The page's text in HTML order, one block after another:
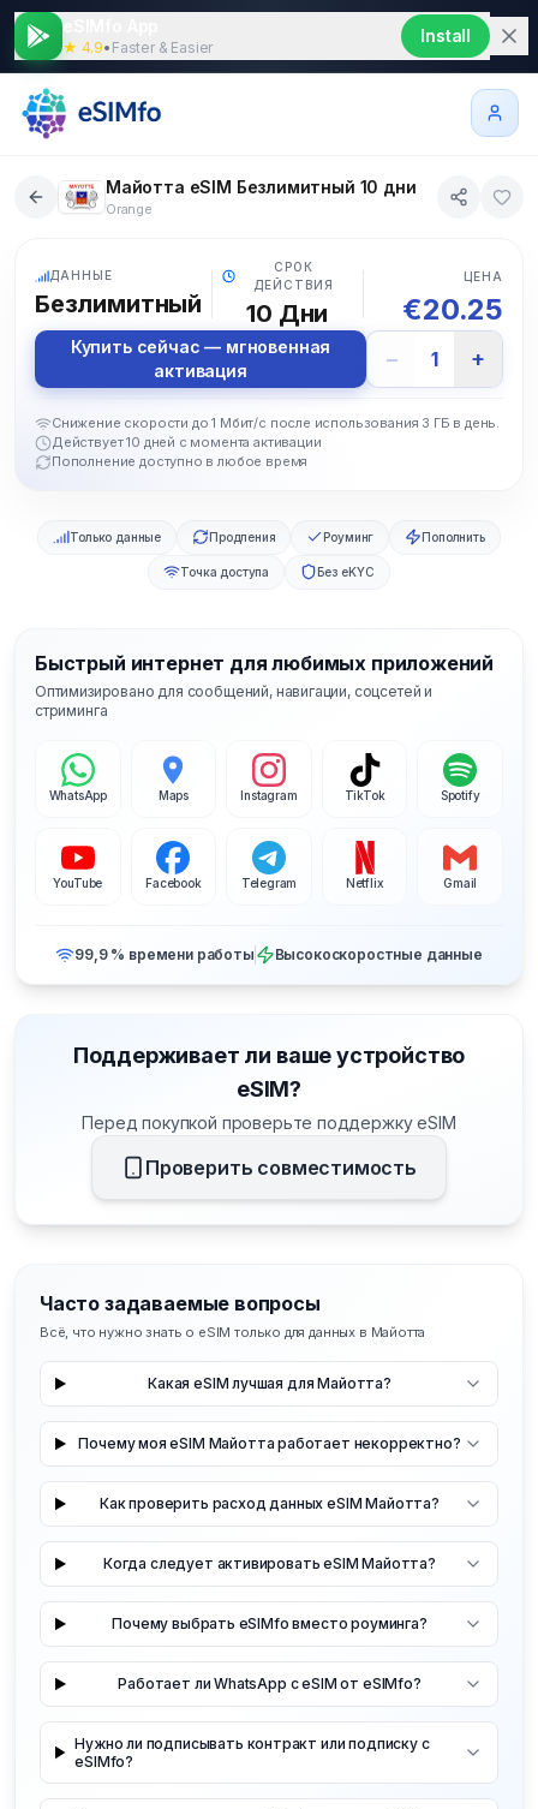
★ 4.9• Faster & Easier
Install
Майотта eSIM Безлимитный 10 дни
Orange
ДАННЫЕ
Безлимитный
СРОК
ДЕЙСТВИЯ
10 Дни
ЦЕНА
€20.25
Купить сейчас — мгновенная
активация
− 1 +
Снижение скорости до 1 Мбит/с после использования 3 ГБ в день.
Действует 10 дней с момента активации
Пополнение доступно в любое время
Только данные Продления Роуминг Пополнить
Точка доступа Без eKYC
Быстрый интернет для любимых приложений
Оптимизировано для сообщений, навигации, соцсетей и
стриминга
WhatsApp Maps Instagram TikTok Spotify
YouTube Facebook Telegram Netflix Gmail
99,9 % времени работы Высокоскоростные данные
Поддерживает ли ваше устройство
eSIM?
Перед покупкой проверьте поддержку eSIM
Проверить совместимость
Часто задаваемые вопросы
Всё, что нужно знать о eSIM только для данных в Майотта
Какая eSIM лучшая для Майотта?
Почему моя eSIM Майотта работает некорректно?
Как проверить расход данных eSIM Майотта?
Когда следует активировать eSIM Майотта?
Почему выбрать eSIMfo вместо роуминга?
Работает ли WhatsApp с eSIM от eSIMfo?
Нужно ли подписывать контракт или подписку с
eSIMfo?